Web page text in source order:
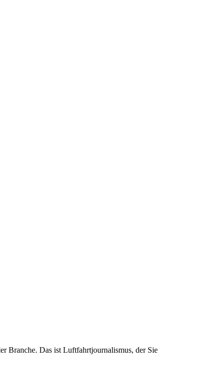
Branche. Das ist Luftfahrtjournalismus, der Sie